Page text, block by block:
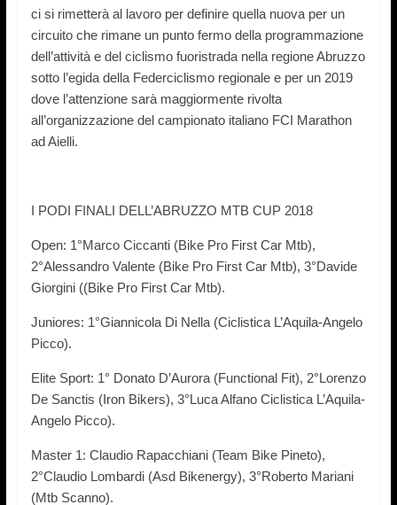
ci si rimetterà al lavoro per definire quella nuova per un
circuito che rimane un punto fermo della programmazione
dell’attività e del ciclismo fuoristrada nella regione Abruzzo
sotto l’egida della Federciclismo regionale e per un 2019
dove l’attenzione sarà maggiormente rivolta
all’organizzazione del campionato italiano FCI Marathon
ad Aielli.
I PODI FINALI DELL’ABRUZZO MTB CUP 2018
Open: 1°Marco Ciccanti (Bike Pro First Car Mtb),
2°Alessandro Valente (Bike Pro First Car Mtb), 3°Davide
Giorgini ((Bike Pro First Car Mtb).
Juniores: 1°Giannicola Di Nella (Ciclistica L’Aquila-Angelo
Picco).
Elite Sport: 1° Donato D’Aurora (Functional Fit), 2°Lorenzo
De Sanctis (Iron Bikers), 3°Luca Alfano Ciclistica L’Aquila-
Angelo Picco).
Master 1: Claudio Rapacchiani (Team Bike Pineto),
2°Claudio Lombardi (Asd Bikenergy), 3°Roberto Mariani
(Mtb Scanno).